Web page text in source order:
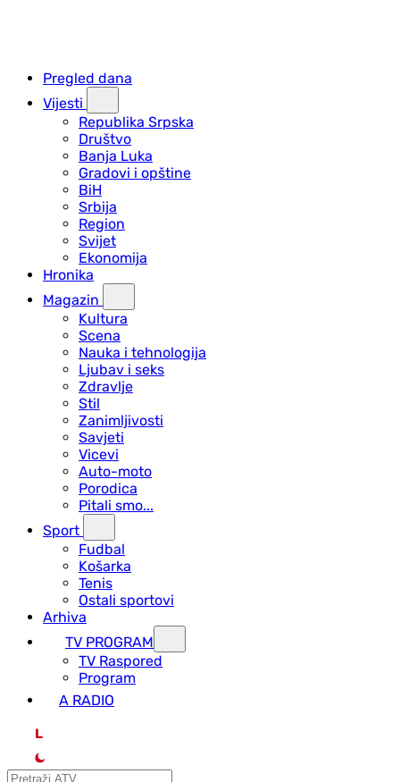
Pregled dana
Vijesti
Republika Srpska
Društvo
Banja Luka
Gradovi i opštine
BiH
Srbija
Region
Svijet
Ekonomija
Hronika
Magazin
Kultura
Scena
Nauka i tehnologija
Ljubav i seks
Zdravlje
Stil
Zanimljivosti
Savjeti
Vicevi
Auto-moto
Porodica
Pitali smo...
Sport
Fudbal
Košarka
Tenis
Ostali sportovi
Arhiva
TV PROGRAM
ТV Raspored
Program
A RADIO
L